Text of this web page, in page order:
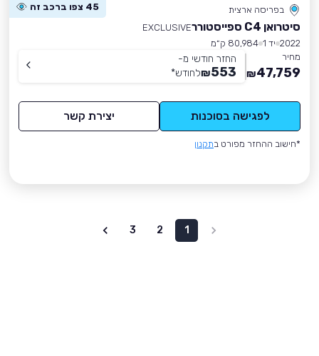
בפריסה ארצית 45 צפו ברכב זה
סיטרואן C4 ספייסטורר
EXCLUSIVE
2022 יד 1
80,984 ק״מ
מחיר
47,759
₪
החזר חודשי מ-
553
₪לחודש*
לפגישה בסוכנות יצירת קשר
*חישוב ההחזר מפורט בתקנון
1
2
3